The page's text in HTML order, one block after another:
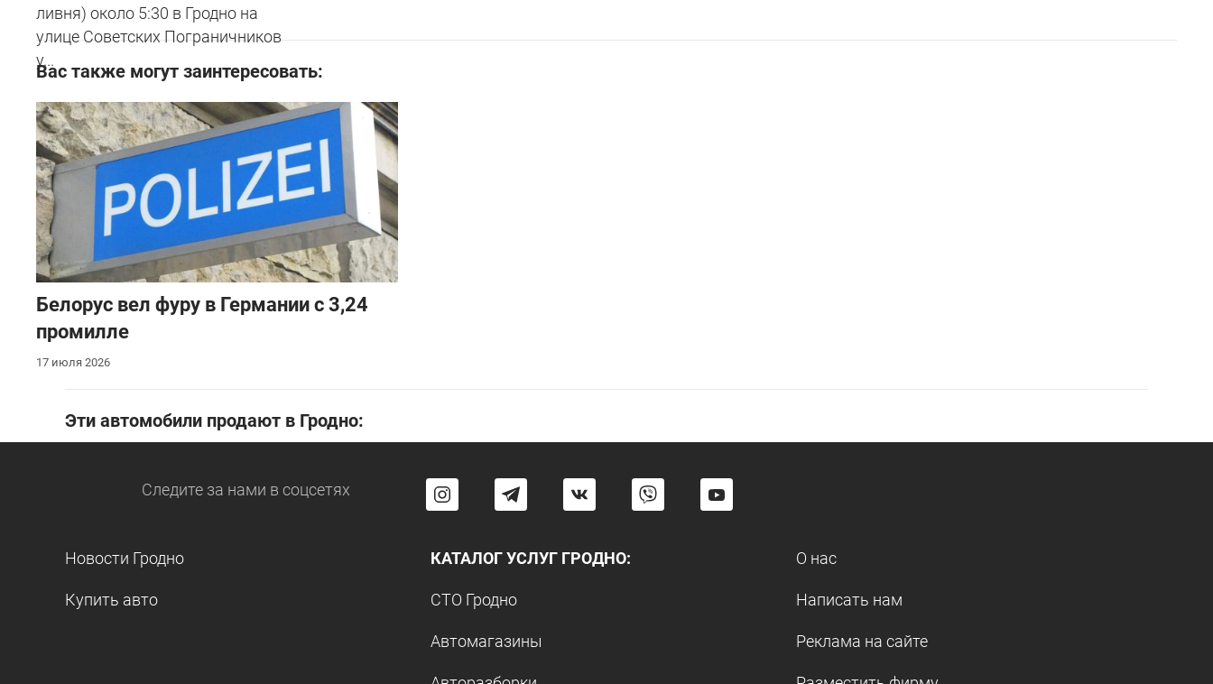
ливня) около 5:30 в Гродно на
улице Советских Пограничников
у...
Вас также могут заинтересовать:
Белорус вел фуру в Германии с 3,24
промилле
17 июля 2026
Эти автомобили продают в Гродно:
Следите за нами в соцсетях
Новости Гродно
Купить авто
КАТАЛОГ УСЛУГ ГРОДНО:
СТО Гродно
Автомагазины
О нас
Написать нам
Реклама на сайте